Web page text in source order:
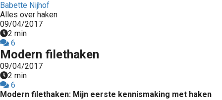
Babette Nijhof
Alles over haken
09/04/2017
2 min
6
Modern filethaken
09/04/2017
2 min
6
Modern filethaken: Mijn eerste kennismaking met haken